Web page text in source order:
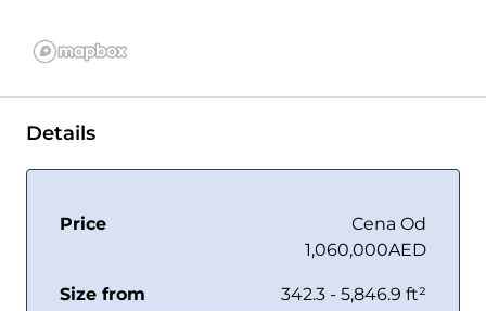
Details
Price
Cena Od
1,060,000AED
Size from 342.3 - 5,846.9 ft²